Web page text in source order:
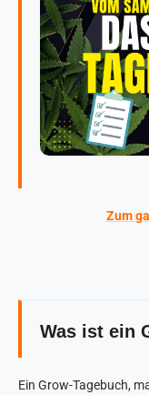
Zum
Was ist ein
Ein Grow-Tagebuch,